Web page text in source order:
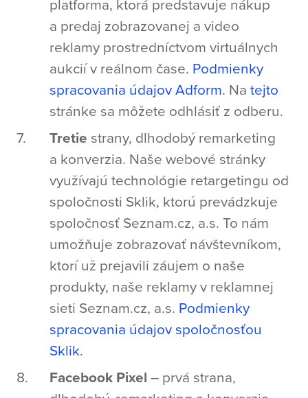
a predaj zobrazovanej a video
reklamy prostredníctvom virtuálnych
aukcií v reálnom čase. Podmienky
spracovania údajov Adform. Na tejto
stránke sa môžete odhlásiť z odberu.
Tretie strany, dlhodobý remarketing
a konverzia. Naše webové stránky
využívajú technológie retargetingu od
spoločnosti Sklik, ktorú prevádzkuje
spoločnosť Seznam.cz, a.s. To nám
umožňuje zobrazovať návštevníkom,
ktorí už prejavili záujem o naše
produkty, naše reklamy v reklamnej
sieti Seznam.cz, a.s. Podmienky
spracovania údajov spoločnosťou
Sklik.
Facebook Pixel – prvá strana,